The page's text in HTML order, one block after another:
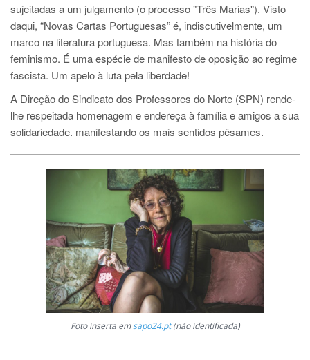
sujeitadas a um julgamento (o processo "Três Marias"). Visto
daqui, “Novas Cartas Portuguesas” é, indiscutivelmente, um
marco na literatura portuguesa. Mas também na história do
feminismo. É uma espécie de manifesto de oposição ao regime
fascista. Um apelo à luta pela liberdade!
A Direção do Sindicato dos Professores do Norte (SPN) rende-
lhe respeitada homenagem e endereça à família e amigos a sua
solidariedade. manifestando os mais sentidos pêsames.
Foto inserta emsapo24.pt(não identificada)